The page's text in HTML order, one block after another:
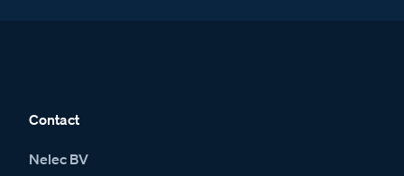
Contact
Nelec BV